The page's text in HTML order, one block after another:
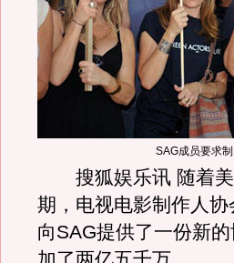
SAG成员要求
搜狐娱乐讯 随着美
期，电视电影制作人协
向SAG提供了一份新